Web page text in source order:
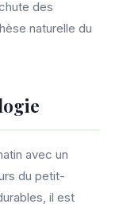
des
naturelle du
avec un
du petit-
il est